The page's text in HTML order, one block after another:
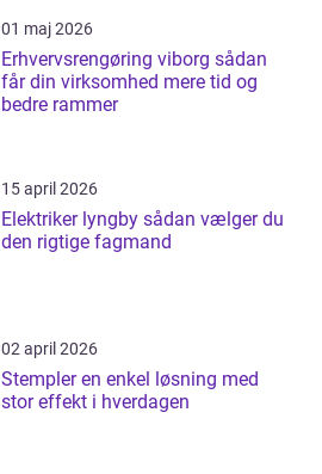
01 maj 2026
Erhvervsrengøring viborg sådan
får din virksomhed mere tid og
bedre rammer
15 april 2026
Elektriker lyngby sådan vælger du
den rigtige fagmand
02 april 2026
Stempler en enkel løsning med
stor effekt i hverdagen